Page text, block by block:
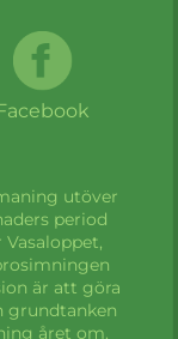
utöver
period
är att göra
grundtanken
året om.